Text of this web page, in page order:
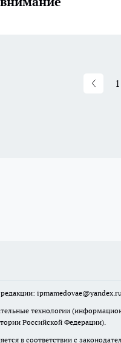
1
технологии
Российской Федерации).
в соответствии с